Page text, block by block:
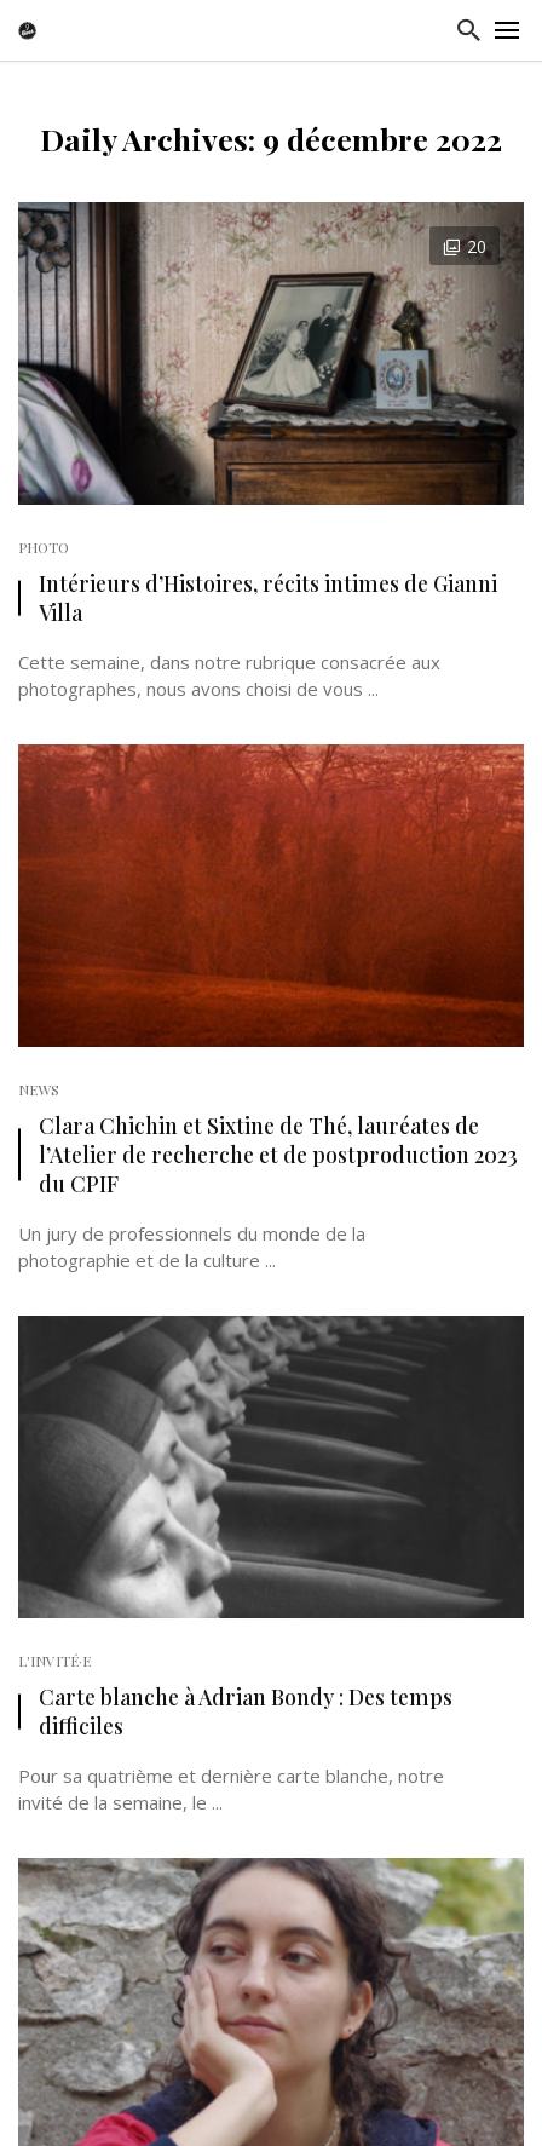
Daily Archives: 9 décembre 2022
20
PHOTO
Intérieurs d’Histoires, récits intimes de Gianni
Villa
Cette semaine, dans notre rubrique consacrée aux
photographes, nous avons choisi de vous ...
NEWS
Clara Chichin et Sixtine de Thé, lauréates de
l’Atelier de recherche et de postproduction 2023
du CPIF
Un jury de professionnels du monde de la
photographie et de la culture ...
L'INVITÉ·E
Carte blanche à Adrian Bondy : Des temps
difficiles
Pour sa quatrième et dernière carte blanche, notre
invité de la semaine, le ...